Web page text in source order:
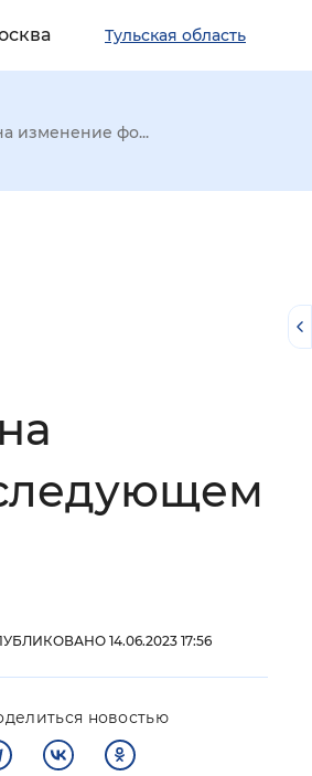
Тульская область
изменение фо...
14.06.2023 17:56
новостью